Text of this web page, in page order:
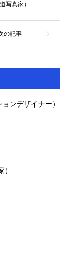
写真家）
ンデザイナー）